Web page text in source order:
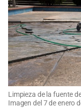
Limpieza de la fuente
Imagen del 7 de enero